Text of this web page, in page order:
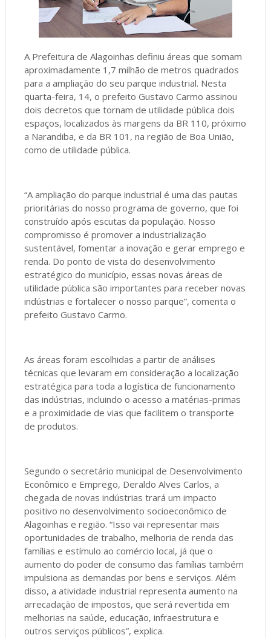
A Prefeitura de Alagoinhas definiu áreas que somam
aproximadamente 1,7 milhão de metros quadrados
para a ampliação do seu parque industrial. Nesta
quarta-feira, 14, o prefeito Gustavo Carmo assinou
dois decretos que tornam de utilidade pública dois
espaços, localizados às margens da BR 110, próximo
a Narandiba, e da BR 101, na região de Boa União,
como de utilidade pública.
“A ampliação do parque industrial é uma das pautas
prioritárias do nosso programa de governo, que foi
construído após escutas da população. Nosso
compromisso é promover a industrialização
sustentável, fomentar a inovação e gerar emprego e
renda. Do ponto de vista do desenvolvimento
estratégico do município, essas novas áreas de
utilidade pública são importantes para receber novas
indústrias e fortalecer o nosso parque”, comenta o
prefeito Gustavo Carmo.
As áreas foram escolhidas a partir de análises
técnicas que levaram em consideração a localização
estratégica para toda a logística de funcionamento
das indústrias, incluindo o acesso a matérias-primas
e a proximidade de vias que facilitem o transporte
de produtos.
Segundo o secretário municipal de Desenvolvimento
Econômico e Emprego, Deraldo Alves Carlos, a
chegada de novas indústrias trará um impacto
positivo no desenvolvimento socioeconômico de
Alagoinhas e região. “Isso vai representar mais
oportunidades de trabalho, melhoria de renda das
famílias e estímulo ao comércio local, já que o
aumento do poder de consumo das famílias também
impulsiona as demandas por bens e serviços. Além
disso, a atividade industrial representa aumento na
arrecadação de impostos, que será revertida em
melhorias na saúde, educação, infraestrutura e
outros serviços públicos”, explica.